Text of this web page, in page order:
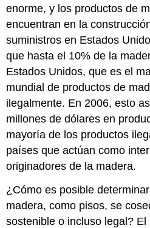
enorme, y los productos de
encuentran en la
suministros en Estados
que hasta el 10% de la
Estados Unidos, que es el
mundial de productos de
ilegalmente. En 2006, esto
millones de dólares en
mayoría de los productos
países que actúan como
originadores de la madera.
¿Cómo es posible
madera, como pisos, se
sostenible o incluso legal? El